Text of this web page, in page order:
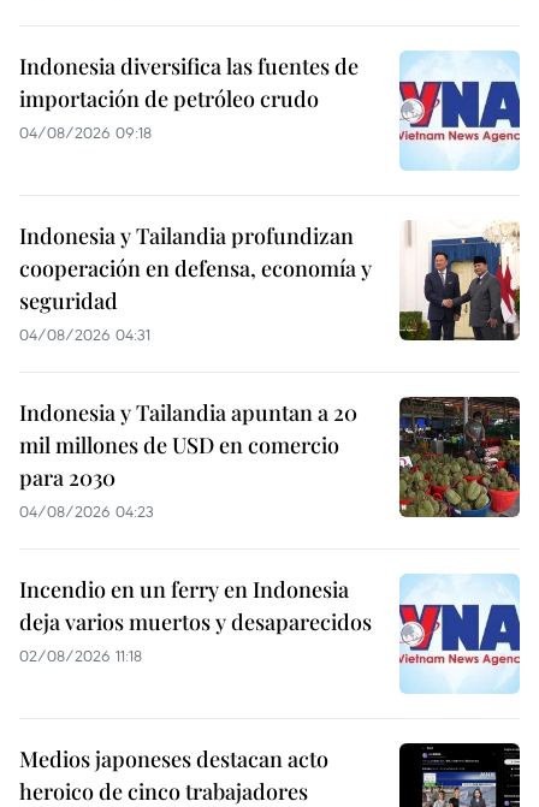
Indonesia diversifica las fuentes de
importación de petróleo crudo
04/08/2026 09:18
Indonesia y Tailandia profundizan
cooperación en defensa, economía y
seguridad
04/08/2026 04:31
Indonesia y Tailandia apuntan a 20
mil millones de USD en comercio
para 2030
04/08/2026 04:23
Incendio en un ferry en Indonesia
deja varios muertos y desaparecidos
02/08/2026 11:18
Medios japoneses destacan acto
heroico de cinco trabajadores